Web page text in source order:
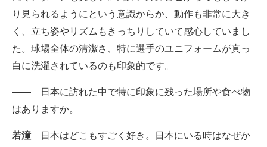
り見られるようにという意識からか、動作も非常に大き
く、立ち姿やリズムもきっちりしていて感心していまし
た。球場全体の清潔さ、特に選手のユニフォームが真っ
白に洗濯されているのも印象的です。
―― 日本に訪れた中で特に印象に残った場所や食べ物
はありますか。
若潼 日本はどこもすごく好き。日本にいる時はなぜか